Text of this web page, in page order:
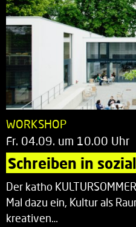
WORKSHOP
Fr. 04.09. um 10.00 Uhr
Schreiben in
Der katho
Mal dazu ein, Kultur als
kreativen…